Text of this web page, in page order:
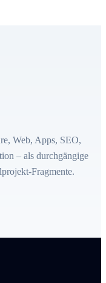
Web, Apps, SEO,
– als durchgängige
Fragmente.